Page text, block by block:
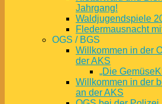
Jahrgang!
Waldjugendspiele
Fledermausnacht
OGS / BGS
Willkommen in der
der AKS
„Die
Willkommen in der
an der AKS